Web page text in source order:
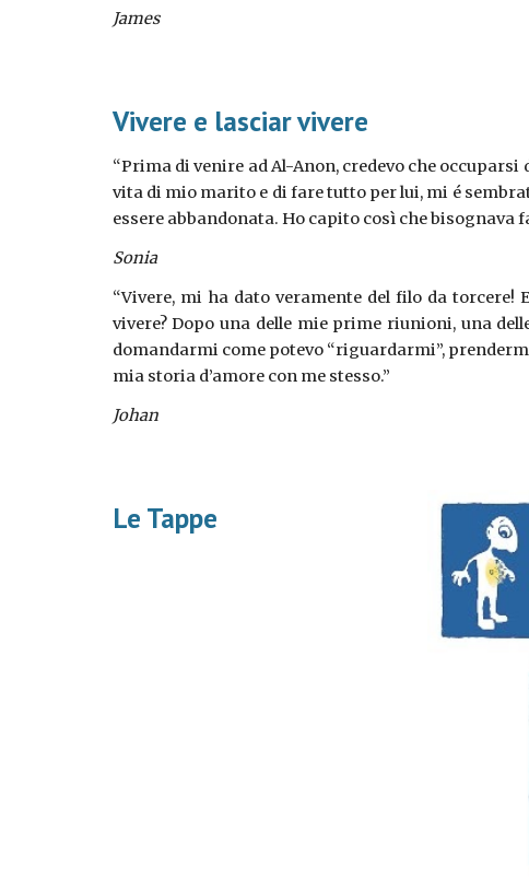
James
Vivere e lasciar vivere
“Prima di venire ad Al-Anon, credevo che
vita di mio marito e di fare tutto per lui, mi é
essere abbandonata. Ho capito così che bisognava
Sonia
“Vivere, mi ha dato veramente del filo da
vivere? Dopo una delle mie prime riunioni, una
domandarmi come potevo “riguardarmi”,
mia storia d’amore con me stesso.”
Johan
Le Tappe